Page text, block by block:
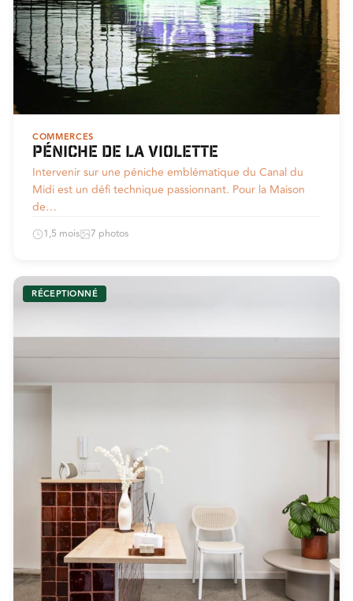
COMMERCES
Péniche de la violette
Intervenir sur une péniche emblématique du Canal du
Midi est un défi technique passionnant. Pour la Maison
de…
1,5 mois 7 photos
RÉCEPTIONNÉ